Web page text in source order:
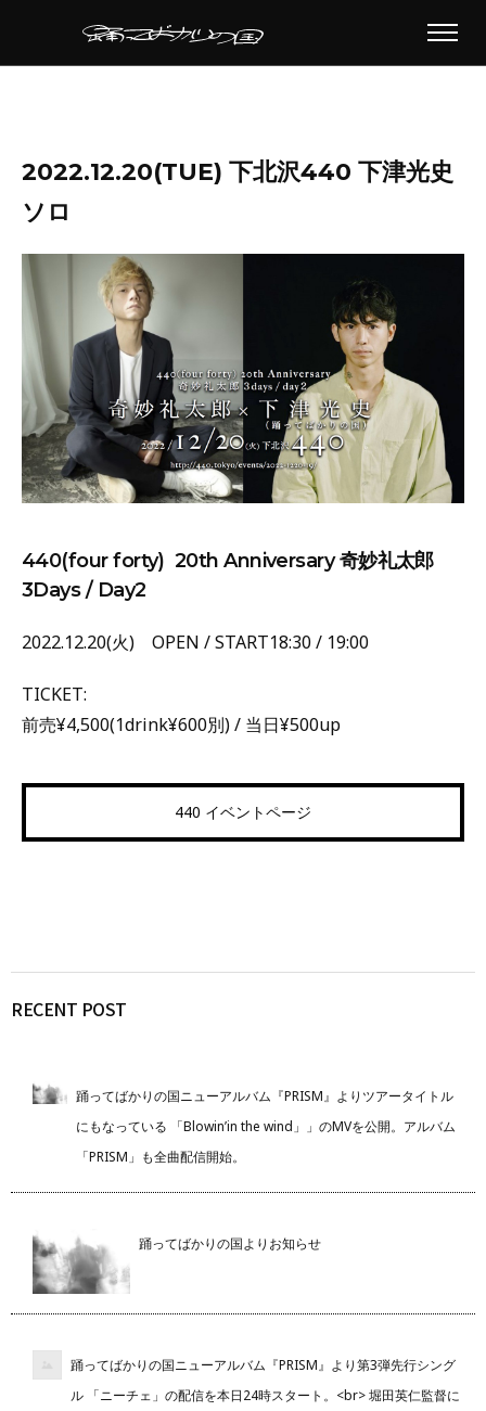
2022.12.20(TUE) 下北沢440 下津光史
ソロ
440(four forty) 20th Anniversary 奇妙礼太郎
3Days / Day2
2022.12.20(火) OPEN / START18:30 / 19:00
TICKET:
前売¥4,500(1drink¥600別) / 当日¥500up
440 イベントページ
RECENT POST
踊ってばかりの国ニューアルバム『PRISM』よりツアータイトル
にもなっている 「Blowin’in the wind」」のMVを公開。アルバム
「PRISM」も全曲配信開始。
踊ってばかりの国よりお知らせ
踊ってばかりの国ニューアルバム『PRISM』より第3弾先行シング
ル 「ニーチェ」の配信を本日24時スタート。<br> 堀田英仁監督に